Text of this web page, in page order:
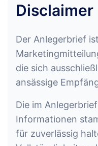
Disclaimer
Der Anlegerbrief
die sich
ansässige
Die im
Informationen
für zuverlässig